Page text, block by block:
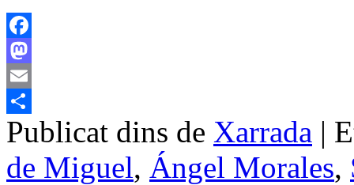
Facebook
Mastodon
Email
Comparteix
Publicat dins de Xarrada |
de Miguel, Ángel Morales,